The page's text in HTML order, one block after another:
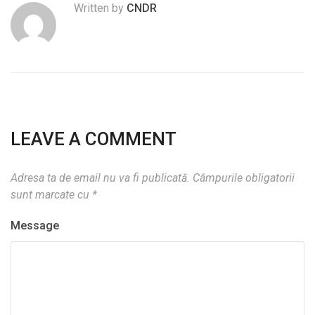
Written by CNDR
LEAVE A COMMENT
Adresa ta de email nu va fi publicată. Câmpurile obligatorii
sunt marcate cu *
Message